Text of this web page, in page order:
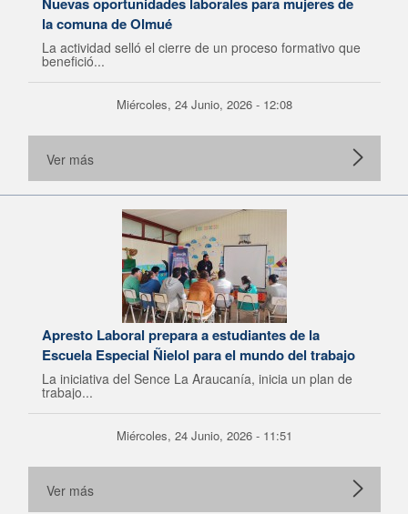
la comuna de Olmué
La actividad selló el cierre de un proceso formativo que
benefició...
Miércoles, 24 Junio, 2026 - 12:08
Ver más
Apresto Laboral prepara a estudiantes de la
Escuela Especial Ñielol para el mundo del trabajo
La iniciativa del Sence La Araucanía, inicia un plan de
trabajo...
Miércoles, 24 Junio, 2026 - 11:51
Ver más